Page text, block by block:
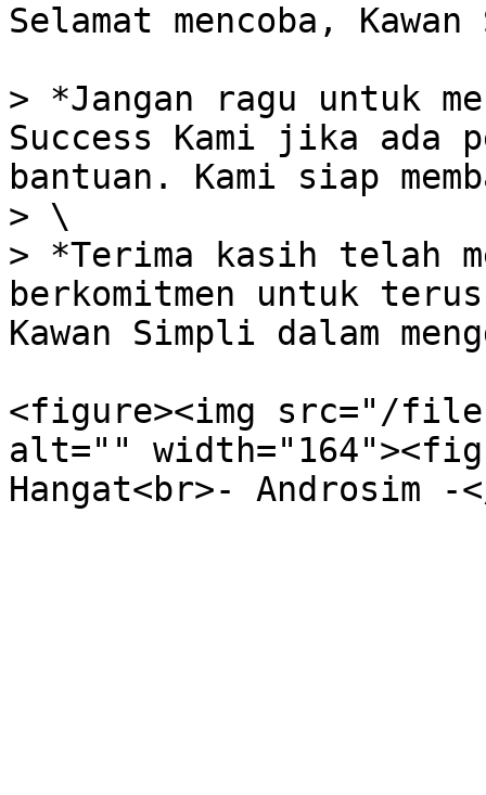
Selamat mencoba,
> *Jangan ragu untuk
Success Kami jika ada
bantuan. Kami siap
> \
> *Terima kasih telah
berkomitmen untuk
Kawan Simpli dalam
<figure><img src="/files/
alt=""